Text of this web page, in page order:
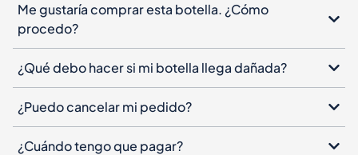
Me gustaría comprar esta botella. ¿Cómo
procedo?
¿Qué debo hacer si mi botella llega dañada?
¿Puedo cancelar mi pedido?
¿Cuándo tengo que pagar?